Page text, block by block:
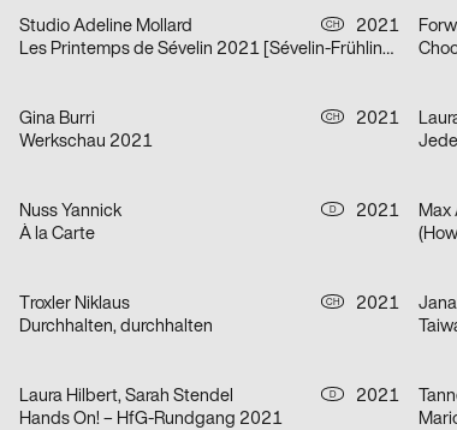
Studio Adeline Mollard CH
2021
Les Printemps de Sévelin 2021 [Sévelin-Frühling 2021]
Gina Burri CH
2021
Werkschau 2021
Nuss Yannick D
2021
À la Carte
Max
Troxler Niklaus CH
2021
Durchhalten, durchhalten
Laura Hilbert, Sarah Stendel D
2021
Hands On! – HfG-Rundgang 2021